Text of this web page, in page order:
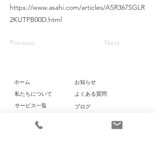
https://www.asahi.com/articles/ASR367SGLR
2KUTPB00D.html
Previous Next
​ホーム
​私たちについて
​サービス一覧
リクルート
お知らせ
よくある質問
​ブログ